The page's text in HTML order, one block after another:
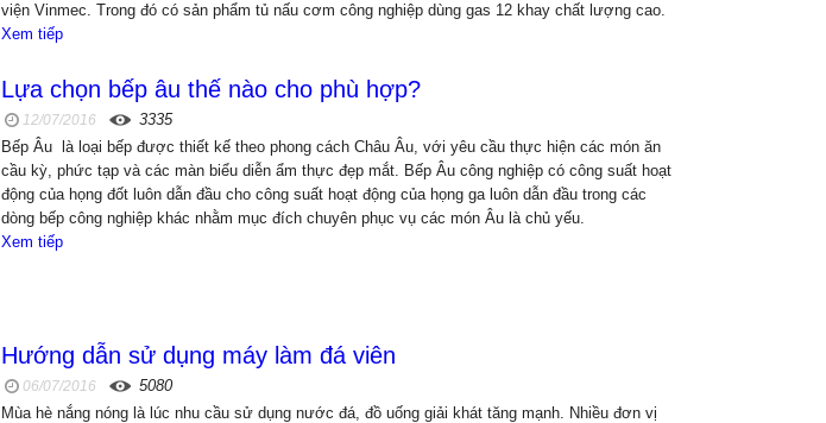
viện Vinmec. Trong đó có sản phẩm tủ nấu cơm công nghiệp dùng gas 12 khay chất lượng cao.
Xem tiếp
Lựa chọn bếp âu thế nào cho phù hợp?
12/07/2016
3335
Bếp Âu là loại bếp được thiết kế theo phong cách Châu Âu, với yêu cầu thực hiện các món ăn
cầu kỳ, phức tạp và các màn biểu diễn ẩm thực đẹp mắt. Bếp Âu công nghiệp có công suất hoạt
động của họng đốt luôn dẫn đầu cho công suất hoạt động của họng ga luôn dẫn đầu trong các
dòng bếp công nghiệp khác nhằm mục đích chuyên phục vụ các món Âu là chủ yếu.
Xem tiếp
Hướng dẫn sử dụng máy làm đá viên
06/07/2016
5080
Mùa hè nắng nóng là lúc nhu cầu sử dụng nước đá, đồ uống giải khát tăng mạnh. Nhiều đơn vị